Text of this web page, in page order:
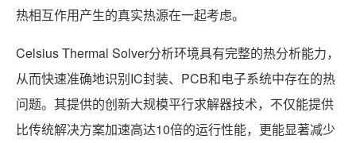
热相互作用产生的真实热源在一起考虑。
Celsius Thermal Solver分析环境具有完整的热分析能力，
从而快速准确地识别IC封装、PCB和电子系统中存在的热
问题。其提供的创新大规模平行求解器技术，不仅能提供
比传统解决方案加速高达10倍的运行性能，更能显著减少